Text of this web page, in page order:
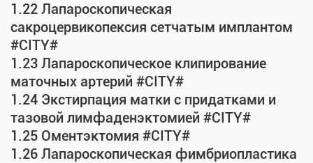
1.22 Лапароскопическая
сакроцервикопексия сетчатым имплантом
#CITY#
1.23 Лапароскопическое клипирование
маточных артерий #CITY#
1.24 Экстирпация матки с придатками и
тазовой лимфаденэктомией #CITY#
1.25 Оментэктомия #CITY#
1.26 Лапароскопическая фимбриопластика